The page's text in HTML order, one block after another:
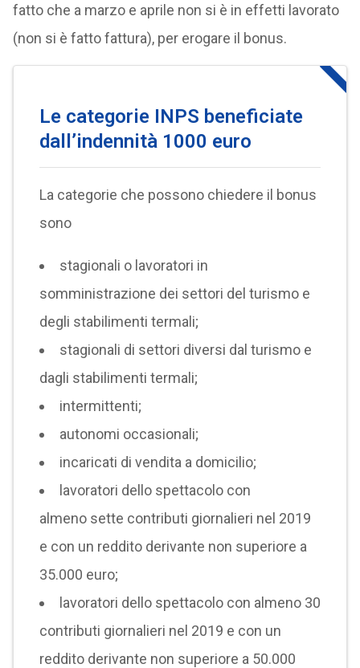
fatto che a marzo e aprile non si è in effetti lavorato
(non si è fatto fattura), per erogare il bonus.
Le categorie INPS beneficiate
dall’indennità 1000 euro
La categorie che possono chiedere il bonus
sono
stagionali o lavoratori in
somministrazione dei settori del turismo e
degli stabilimenti termali;
stagionali di settori diversi dal turismo e
dagli stabilimenti termali;
intermittenti;
autonomi occasionali;
incaricati di vendita a domicilio;
lavoratori dello spettacolo con
almeno sette contributi giornalieri nel 2019
e con un reddito derivante non superiore a
35.000 euro;
lavoratori dello spettacolo con almeno 30
contributi giornalieri nel 2019 e con un
reddito derivante non superiore a 50.000